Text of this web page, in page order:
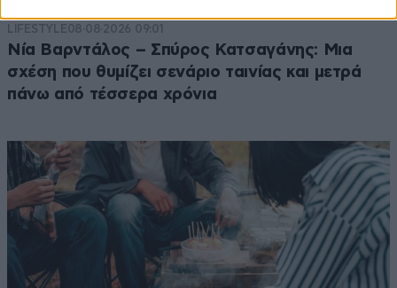
LIFESTYLE08·08·2026 09:01
Νία Βαρντάλος – Σπύρος Κατσαγάνης: Μια
σχέση που θυμίζει σενάριο ταινίας και μετρά
πάνω από τέσσερα χρόνια